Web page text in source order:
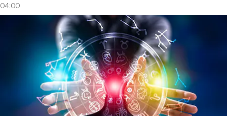
04:00